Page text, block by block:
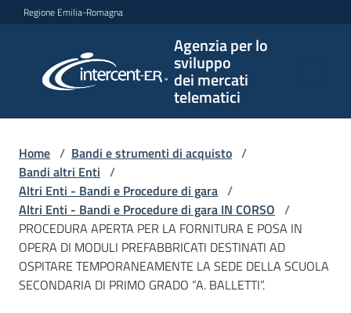
Vai al contenuto
Vai alla navigazione
Vai al footer
Regione Emilia-Romagna
Agenzia per lo
sviluppo
dei mercati
telematici
per lo
sviluppo
telematici
L'Agenzia
Bandi
Home / Bandi e strumenti di acquisto /
Bandi altri Enti /
Altri Enti - Bandi e Procedure di gara /
Altri Enti - Bandi e Procedure di gara IN CORSO /
PROCEDURA APERTA PER LA FORNITURA E POSA IN
OPERA DI MODULI PREFABBRICATI DESTINATI AD
OSPITARE TEMPORANEAMENTE LA SEDE DELLA SCUOLA
SECONDARIA DI PRIMO GRADO “A. BALLETTI”.